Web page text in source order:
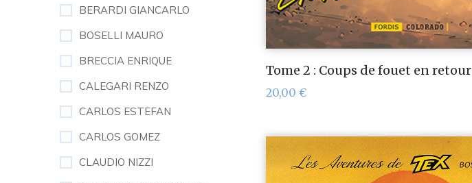
BERARDI GIANCARLO
BOSELLI MAURO
BRECCIA ENRIQUE
CALEGARI RENZO
CARLOS ESTEFAN
CARLOS GOMEZ
CLAUDIO NIZZI
Tome 2 : Coups de fouet en retour
20,00 €